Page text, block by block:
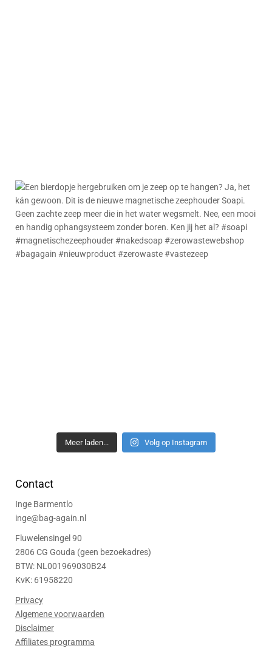
Meer laden... Volg op Instagram
Contact
Inge Barmentlo
inge@bag-again.nl
Fluwelensingel 90
2806 CG Gouda (geen bezoekadres)
BTW: NL001969030B24
KvK: 61958220
Privacy
Algemene voorwaarden
Disclaimer
Affiliates programma